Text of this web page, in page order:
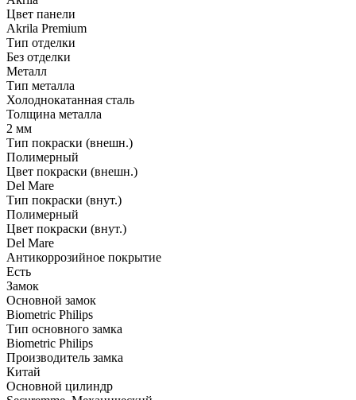
Цвет панели
Akrila Premium
Тип отделки
Без отделки
Металл
Тип металла
Холоднокатанная сталь
Толщина металла
2 мм
Тип покраски (внешн.)
Полимерный
Цвет покраски (внешн.)
Del Mare
Тип покраски (внут.)
Полимерный
Цвет покраски (внут.)
Del Mare
Антикоррозийное покрытие
Есть
Замок
Основной замок
Biometric Philips
Тип основного замка
Biometric Philips
Производитель замка
Китай
Основной цилиндр